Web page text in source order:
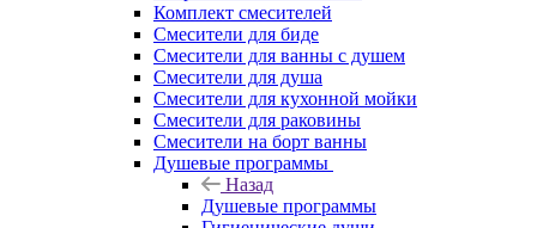
Комплект смесителей
Смесители для биде
Смесители для ванны с душем
Смесители для душа
Смесители для кухонной мойки
Смесители для раковины
Смесители на борт ванны
Душевые программы
Назад
Душевые программы